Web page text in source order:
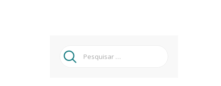
Pesquisar
por: